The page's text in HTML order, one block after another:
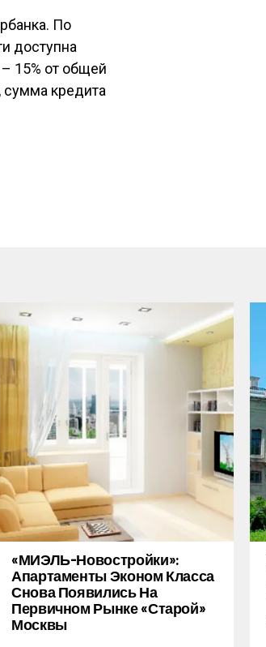
По
доступна
15% от общей
сумма кредита
«МИЭЛЬ-Новостройки»:
Апартаменты Эконом Класса
Снова Появились На
Первичном Рынке «старой»
Москвы